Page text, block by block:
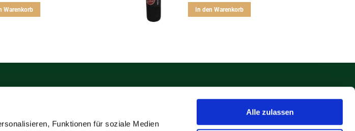
Funktionen für soziale Medien
Alle zulassen
Warenkorb In den Warenkorb